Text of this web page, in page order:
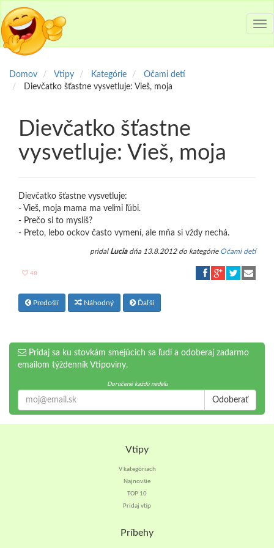
Domov Vtipy Kategórie
Očami detí
Dievčatko šťastne vysvetluje: Vieš, moja
Dievčatko šťastne
vysvetluje: Vieš, moja
Dievčatko šťastne vysvetluje:
- Vieš, moja mama ma veľmi ľúbi.
- Prečo si to myslíš?
- Preto, lebo ockov často vymení, ale mňa si vždy nechá.
pridal Luciadňa 13.8.2012 do kategórie Očami detí
48
Predošlí Náhodný Ďaľší
Pridaj sa ku stovkám smejúcich sa ľudí a odoberaj zadarmo
emailom týždenník Vtipoviny.
Doručené každú nedeľu
Odoberať
Vtipy
V kategóriach
Najnovšie
TOP 10
Pridaj vtip
Príbehy